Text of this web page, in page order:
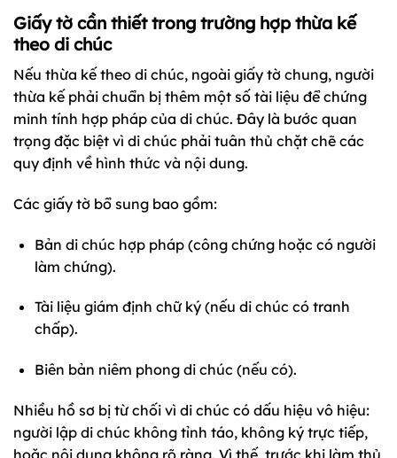
Giấy tờ cần thiết trong trường hợp thừa kế
theo di chúc
Nếu thừa kế theo di chúc, ngoài giấy tờ chung, người
thừa kế phải chuẩn bị thêm một số tài liệu để chứng
minh tính hợp pháp của di chúc. Đây là bước quan
trọng đặc biệt vì di chúc phải tuân thủ chặt chẽ các
quy định về hình thức và nội dung.
Các giấy tờ bổ sung bao gồm:
Bản di chúc hợp pháp (công chứng hoặc có người
làm chứng).
Tài liệu giám định chữ ký (nếu di chúc có tranh
chấp).
Biên bản niêm phong di chúc (nếu có).
Nhiều hồ sơ bị từ chối vì di chúc có dấu hiệu vô hiệu:
người lập di chúc không tỉnh táo, không ký trực tiếp,
hoặc nội dung không rõ ràng. Vì thế, trước khi làm thủ